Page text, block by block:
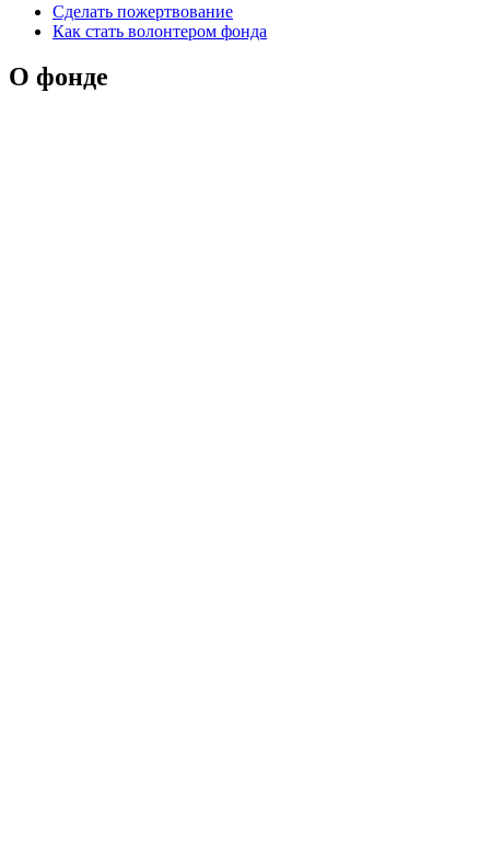
Сделать пожертвование
Как стать волонтером фонда
О фонде